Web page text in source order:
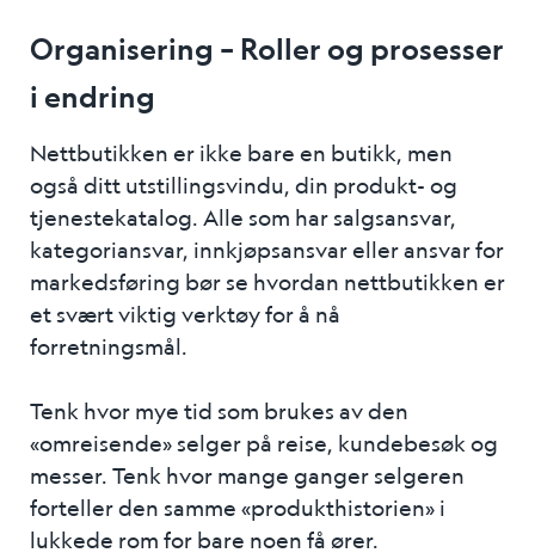
Organisering – Roller og prosesser
i endring
Nettbutikken er ikke bare en butikk, men
også ditt utstillingsvindu, din produkt- og
tjenestekatalog. Alle som har salgsansvar,
kategoriansvar, innkjøpsansvar eller ansvar for
markedsføring bør se hvordan nettbutikken er
et svært viktig verktøy for å nå
forretningsmål.
Tenk hvor mye tid som brukes av den
«omreisende» selger på reise, kundebesøk og
messer. Tenk hvor mange ganger selgeren
forteller den samme «produkthistorien» i
lukkede rom for bare noen få ører.